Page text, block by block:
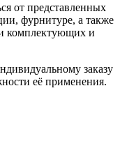
от представленных
фурнитуре, а также
комплектующих и
заказу
её применения.